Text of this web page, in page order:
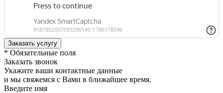
* Обязательные поля
Заказать звонок
Укажите ваши контактные данные
и мы свяжемся с Вами в ближайшее время.
Введите имя